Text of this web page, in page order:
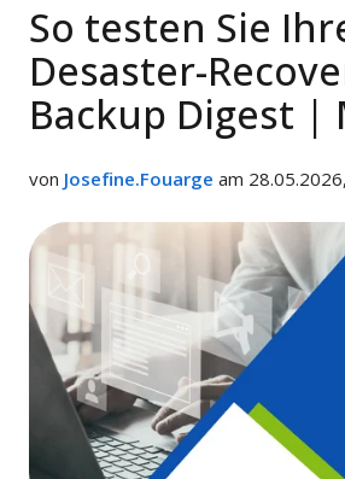
So testen Sie
Desaster-
Backup Digest |
von Josefine.Fouarge am